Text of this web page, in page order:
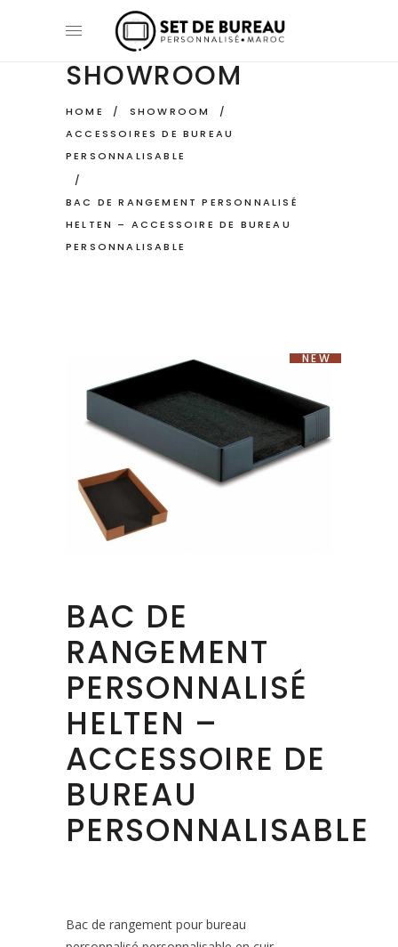
SHOWROOM
HOME / SHOWROOM
/
ACCESSOIRES DE BUREAU
PERSONNALISABLE
/
BAC DE RANGEMENT PERSONNALISÉ
HELTEN – ACCESSOIRE DE BUREAU
PERSONNALISABLE
NEW
BAC DE
RANGEMENT
PERSONNALISÉ
HELTEN –
ACCESSOIRE DE
BUREAU
PERSONNALISABLE
Bac de rangement pour bureau